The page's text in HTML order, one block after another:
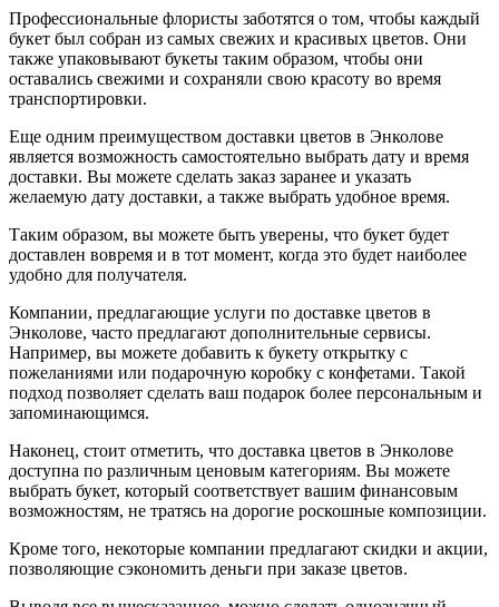
Профессиональные флористы заботятся о том, чтобы каждый
букет был собран из самых свежих и красивых цветов. Они
также упаковывают букеты таким образом, чтобы они
оставались свежими и сохраняли свою красоту во время
транспортировки.
Еще одним преимуществом доставки цветов в Энколове
является возможность самостоятельно выбрать дату и время
доставки. Вы можете сделать заказ заранее и указать
желаемую дату доставки, а также выбрать удобное время.
Таким образом, вы можете быть уверены, что букет будет
доставлен вовремя и в тот момент, когда это будет наиболее
удобно для получателя.
Компании, предлагающие услуги по доставке цветов в
Энколове, часто предлагают дополнительные сервисы.
Например, вы можете добавить к букету открытку с
пожеланиями или подарочную коробку с конфетами. Такой
подход позволяет сделать ваш подарок более персональным и
запоминающимся.
Наконец, стоит отметить, что доставка цветов в Энколове
доступна по различным ценовым категориям. Вы можете
выбрать букет, который соответствует вашим финансовым
возможностям, не тратясь на дорогие роскошные композиции.
Кроме того, некоторые компании предлагают скидки и акции,
позволяющие сэкономить деньги при заказе цветов.